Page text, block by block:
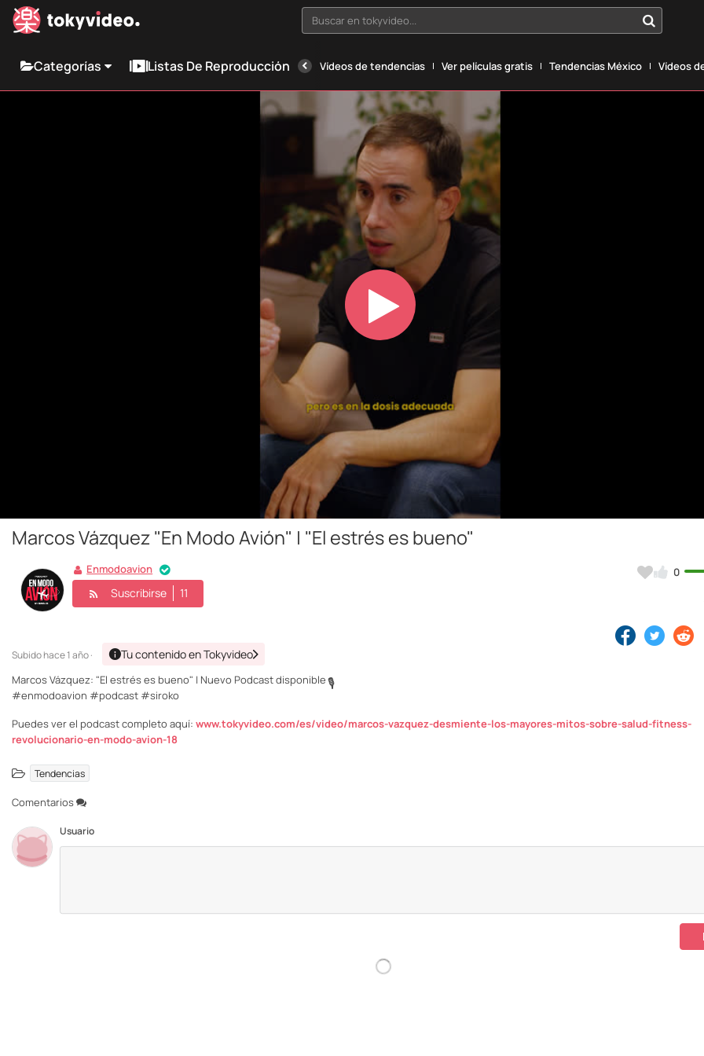
Buscar en tokyvideo...
Categorías Listas De Reproducción Vídeos de tendencias Ver películas gratis Tendencias México Vídeos
Play
Video
Marcos Vázquez "En Modo Avión" | "El estrés es bueno"
0
Enmodoavion
Suscribirse 11
Subidohace 1 año · Tu contenido en Tokyvideo
Marcos Vázquez: "El estrés es bueno" | Nuevo Podcast disponible🎙️
#enmodoavion #podcast #siroko
Puedes ver el podcast completo aquí: www.tokyvideo.com/es/video/marcos-vazquez-desmiente-los-mayores-mitos-sobre-salud-fitness-
revolucionario-en-modo-avion-18
Tendencias
Comentarios
Usuario